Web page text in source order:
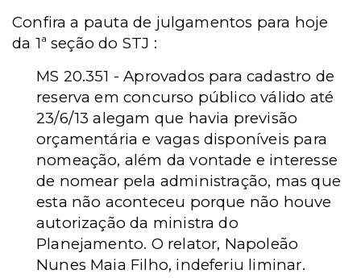
Confira a pauta de julgamentos para hoje
da 1ª seção do STJ :
MS 20.351 - Aprovados para cadastro de
reserva em concurso público válido até
23/6/13 alegam que havia previsão
orçamentária e vagas disponíveis para
nomeação, além da vontade e interesse
de nomear pela administração, mas que
esta não aconteceu porque não houve
autorização da ministra do
Planejamento. O relator, Napoleão
Nunes Maia Filho, indeferiu liminar.